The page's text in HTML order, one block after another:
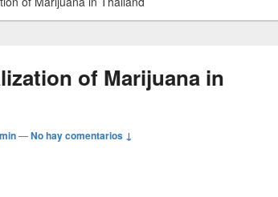
of Marijuana in
—No hay comentarios ↓